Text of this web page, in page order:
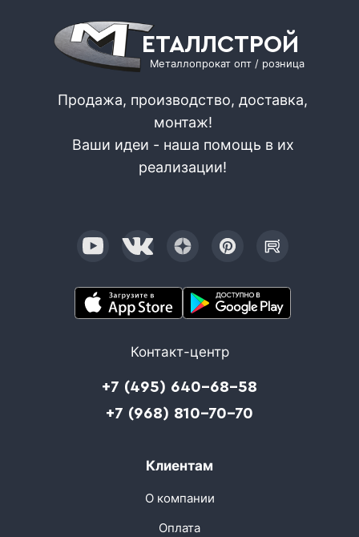
ЕТАЛЛСТРОЙ
Металлопрокат опт / розница
Продажа, производство, доставка,
монтаж!
Ваши идеи - наша помощь в их
реализации!
Контакт-центр
+7 (495) 640-68-58
+7 (968) 810-70-70
Клиентам
О компании
Оплата